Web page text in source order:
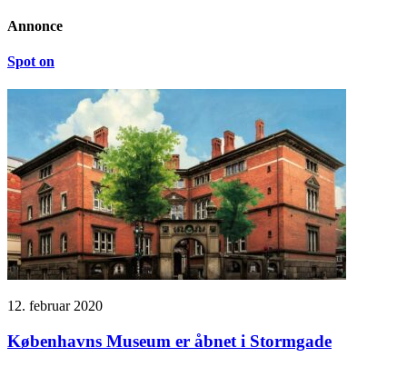
Annonce
Spot on
12. februar 2020
Københavns Museum er åbnet i Stormgade